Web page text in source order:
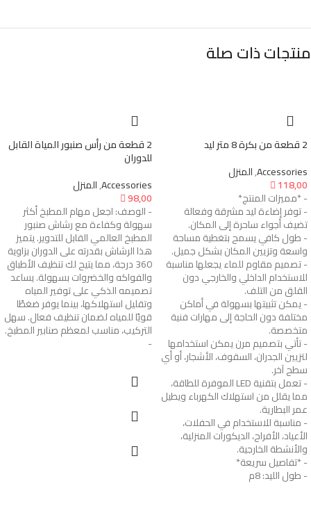
منتجات ذات صلة
2 قطعة من بكرة 8 متر ليد
Accessories
,المنزل
118,00
- *مميزات المنتج*
- توفر إضاءة ليد مشرقة وفعالة
تضيف أجواء ساحرة إلى المكان.
- طول كافي يسمح بتغطية مساحة
واسعة وتزيين المكان بشكل جميل.
- تصميم مقاوم للماء يجعلها مناسبة
للاستخدام الداخلي والخارجي دون
القلق من التلف.
- يمكن تثبيتها بسهولة في أماكن
مختلفة دون الحاجة إلى مهارات فنية
متخصصة.
- تأتي بتصميم مرن يمكن استخدامها
لتزيين الجدران، السقوف، الأشجار، أو أي
سطح آخر.
- تعمل بتقنية LED الموفرة للطاقة،
مما يقلل من استهلاك الكهرباء ويطيل
عمر البطارية.
- مناسبة للاستخدام في الحفلات،
الأعياد، الأفراح، الديكورات المنزلية،
والأنشطة الخارجية.
- *تفاصيل سريعة*
- طول الليد: 8م
2 قطعة من رأس صنبور المياة القابل
للدوران
Accessories
,المنزل
98,00
- الوصف: اجعل مهام المطبخ أكثر
سهولة وكفاءة مع رشاش صنبور
المطبخ العالمي القابل للتدوير. يتميز
هذا الرشاش بقدرته على الدوران بزاوية
360 درجة، مما يتيح لك تنظيف الأطباق
والفواكه والخضروات بسهولة. يساعد
تصميمه الذكي على توفير المياه
وتقليل استهلاكها، بينما يوفر ضغطًا
قويًا للمياه لضمان تنظيف فعال. سهل
التركيب، مناسب لمعظم صنابير المطبخ.
-